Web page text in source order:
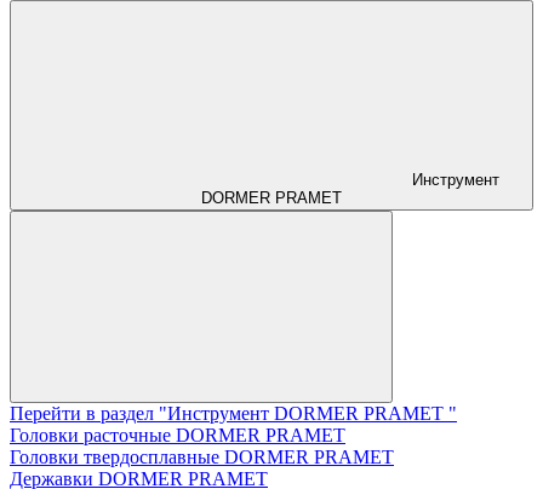
Инструмент
DORMER PRAMET
Перейти в раздел "Инструмент DORMER PRAMET "
Головки расточные DORMER PRAMET
Головки твердосплавные DORMER PRAMET
Державки DORMER PRAMET